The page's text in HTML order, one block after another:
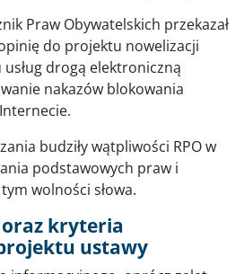
Praw Obywatelskich przekazał
do projektu nowelizacji
drogą elektroniczną
nakazów blokowania
budziły wątpliwości RPO w
podstawowych praw i
wolności słowa.
kryteria
ustawy